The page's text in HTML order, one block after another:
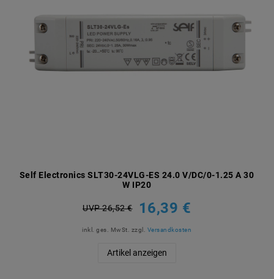
Self Electronics SLT30-24VLG-ES 24.0 V/DC/0-1.25 A 30
W IP20
UVP 26,52 € 16,39 €
inkl. ges. MwSt. zzgl. Versandkosten
Artikel anzeigen